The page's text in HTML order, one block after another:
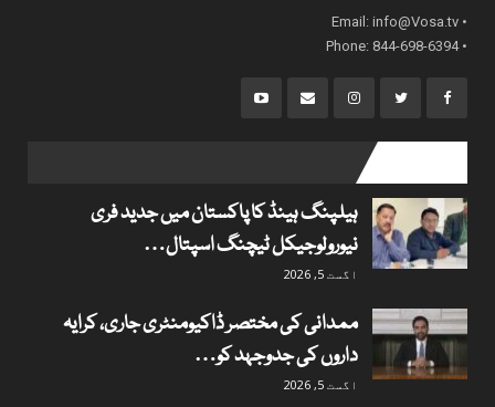
• Email:
info@Vosa.tv
• Phone: 844-698-6394
ہیلپنگ ہینڈ کا پاکستان میں جدید فری
نیورولوجیکل ٹیچنگ اسپتال…
اگست 5, 2026
ممدانی کی مختصر ڈاکیومنٹری جاری، کرایہ
داروں کی جدوجہد کو…
اگست 5, 2026